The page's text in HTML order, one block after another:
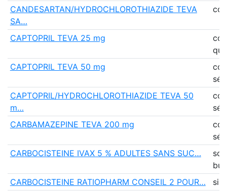
CANDESARTAN/HYDROCHLOROTHIAZIDE TEVA
SA…
CAPTOPRIL TEVA 25 mg
CAPTOPRIL TEVA 50 mg
CAPTOPRIL/HYDROCHLOROTHIAZIDE TEVA 50
m…
CARBAMAZEPINE TEVA 200 mg
CARBOCISTEINE IVAX 5 % ADULTES SANS SUC…
CARBOCISTEINE RATIOPHARM CONSEIL 2 POUR…